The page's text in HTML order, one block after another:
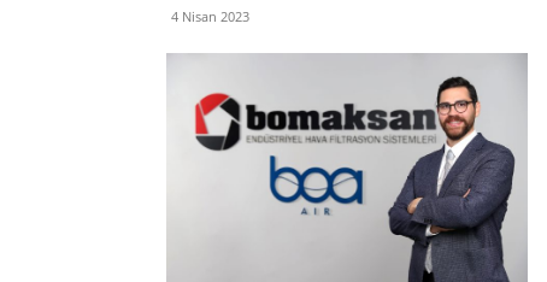
4 Nisan 2023